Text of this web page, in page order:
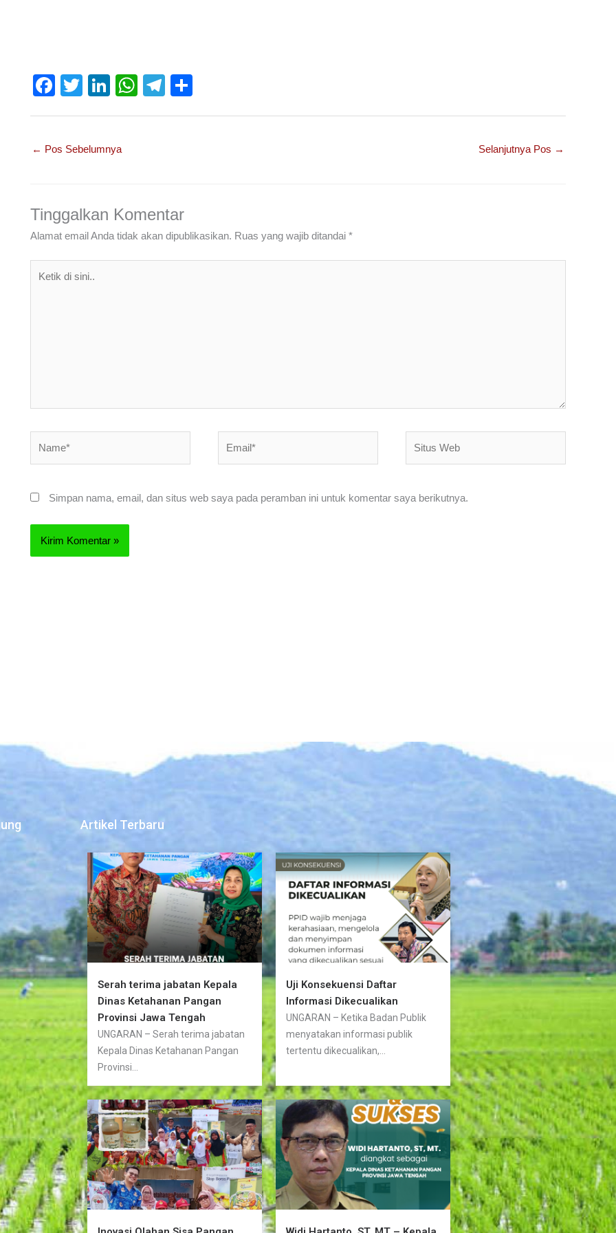
F
e
o
k
T
er
Li
e
W
p
T
← Pos Sebelumnya Selanjutnya Pos →
Tinggalkan Komentar
Alamat email Anda tidak akan dipublikasikan. Ruas yang wajib ditandai *
Web
Simpan nama, email, dan situs web saya pada peramban ini untuk komentar saya berikutnya.
Artikel Terbaru
Serah terima jabatan Kepala
Dinas Ketahanan Pangan
Provinsi Jawa Tengah
UNGARAN – Serah terima jabatan
Kepala Dinas Ketahanan Pangan
Provinsi...
Uji Konsekuensi Daftar
Informasi Dikecualikan
UNGARAN – Ketika Badan Publik
menyatakan informasi publik
tertentu dikecualikan,...